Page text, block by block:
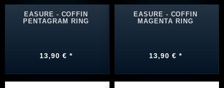
EASURE - COFFIN
PENTAGRAM RING
13,90 € *
EASURE - COFFIN
MAGENTA RING
13,90 € *